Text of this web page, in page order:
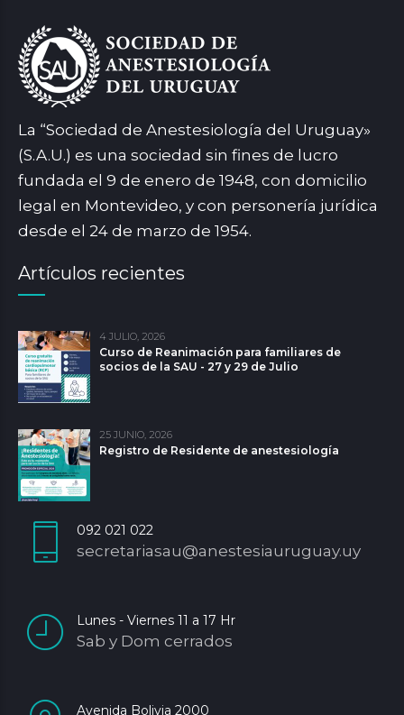
La “Sociedad de Anestesiología del Uruguay»
(S.A.U.) es una sociedad sin fines de lucro
fundada el 9 de enero de 1948, con domicilio
legal en Montevideo, y con personería jurídica
desde el 24 de marzo de 1954.
Artículos recientes
4 JULIO, 2026
Curso de Reanimación para familiares de
socios de la SAU - 27 y 29 de Julio
25 JUNIO, 2026
Registro de Residente de anestesiología
092 021 022
secretariasau@anestesiauruguay.uy
Lunes - Viernes 11 a 17 Hr
Sab y Dom cerrados
Avenida Bolivia 2000